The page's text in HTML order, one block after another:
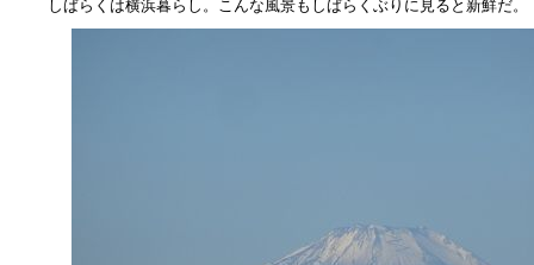
しばらくは横浜暮らし。こんな風景もしばらくぶりに見ると新鮮だ。